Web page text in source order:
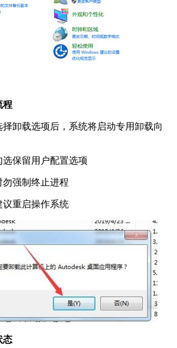
程
卸载选项后，系统将启动专用卸载向
保留用户配置选项
勿强制终止进程
议重启操作系统
态